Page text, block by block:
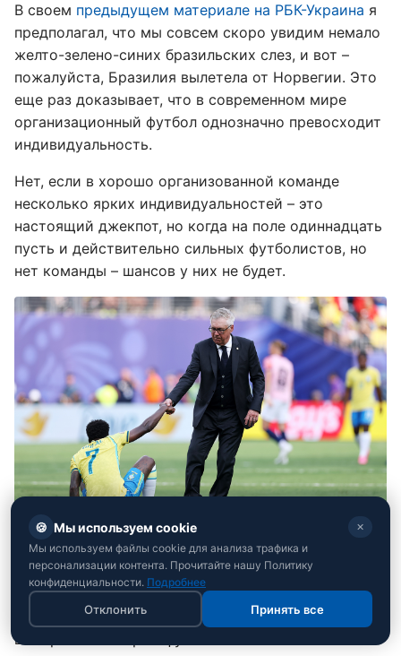
В своем предыдущем материале на РБК-Украина я
предполагал, что мы совсем скоро увидим немало
желто-зелено-синих бразильских слез, и вот –
пожалуйста, Бразилия вылетела от Норвегии. Это
еще раз доказывает, что в современном мире
организационный футбол однозначно превосходит
индивидуальность.
Нет, если в хорошо организованной команде
несколько ярких индивидуальностей – это
настоящий джекпот, но когда на поле одиннадцать
пусть и действительно сильных футболистов, но
нет команды – шансов у них не будет.
Карло Анчелотти не вытащил Бразилию в 1/4
финала (фото: Getty Images)
Карло Анчелотти также разочаровал – как
выбором некоторых футболистов и невызовом
🍪 Мы используем cookie ✕
Мы используем файлы cookie для анализа трафика и
персонализации контента. Прочитайте нашу Политику
конфиденциальности. Подробнее
Отклонить Принять все